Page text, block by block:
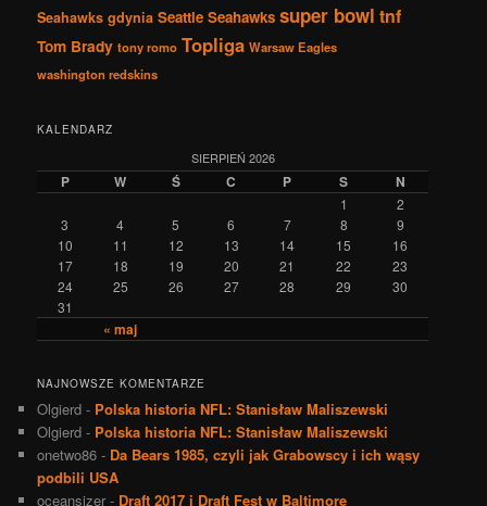
Seahawks gdynia Seattle Seahawks super bowl tnf
Tom Brady tony romo Topliga Warsaw Eagles
washington redskins
KALENDARZ
SIERPIEŃ 2026
P W Ś C P S N
« maj
1
2
3
4 5 6 7 8
9
10
11 12 13 14 15
16
17
18 19 20 21 22
23
24
25 26 27 28 29
30
31
NAJNOWSZE KOMENTARZE
Olgierd - Polska historia NFL: Stanisław Maliszewski
Olgierd - Polska historia NFL: Stanisław Maliszewski
onetwo86 - Da Bears 1985, czyli jak Grabowscy i ich wąsy
podbili USA
oceansizer - Draft 2017 i Draft Fest w Baltimore